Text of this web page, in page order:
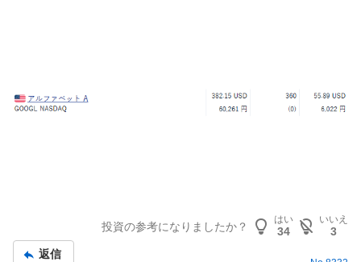
投資の参考になりましたか？
はい
34
いいえ
3
返信